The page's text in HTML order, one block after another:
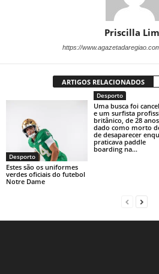
Priscilla
https://
ARTIGOS RELACIONADOS
Desporto
Estes são os uniformes
verdes oficiais do futebol
Notre Dame
Desporto
Uma busca foi
e um surfista
britânico, de 28
dado como morto
de desaparecer
praticava paddle
boarding na...